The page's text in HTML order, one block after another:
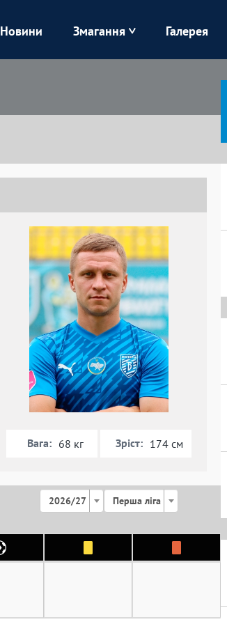
Колос
Новини Змагання Галерея
Вага: 68 кг Зріст: 174 см
2026/27 Перша ліга